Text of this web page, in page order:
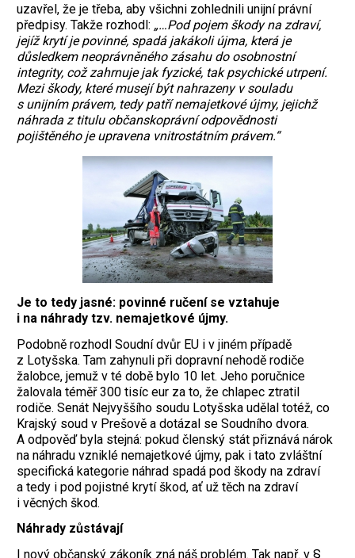
uzavřel, že je třeba, aby všichni zohlednili unijní právní
předpisy. Takže rozhodl: „…Pod pojem škody na zdraví,
jejíž krytí je povinné, spadá jakákoli újma, která je
důsledkem neoprávněného zásahu do osobnostní
integrity, což zahrnuje jak fyzické, tak psychické utrpení.
Mezi škody, které musejí být nahrazeny v souladu
s unijním právem, tedy patří nemajetkové újmy, jejichž
náhrada z titulu občanskoprávní odpovědnosti
pojištěného je upravena vnitrostátním právem.“
Je to tedy jasné: povinné ručení se vztahuje
i na náhrady tzv. nemajetkové újmy.
Podobně rozhodl Soudní dvůr EU i v jiném případě
z Lotyšska. Tam zahynuli při dopravní nehodě rodiče
žalobce, jemuž v té době bylo 10 let. Jeho poručnice
žalovala téměř 300 tisíc eur za to, že chlapec ztratil
rodiče. Senát Nejvyššího soudu Lotyšska udělal totéž, co
Krajský soud v Prešově a dotázal se Soudního dvora.
A odpověď byla stejná: pokud členský stát přiznává nárok
na náhradu vzniklé nemajetkové újmy, pak i tato zvláštní
specifická kategorie náhrad spadá pod škody na zdraví
a tedy i pod pojistné krytí škod, ať už těch na zdraví
i věcných škod.
Náhrady zůstávají
I nový občanský zákoník zná náš problém. Tak např. v §